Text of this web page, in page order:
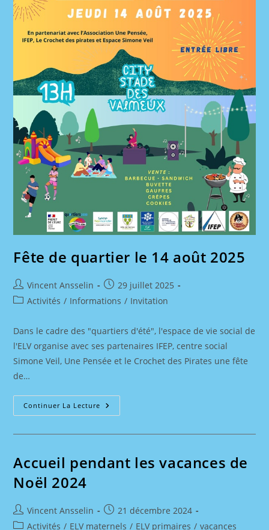
Fête de quartier le 14 août 2025
Auteur/autrice
de
Vincent Ansselin
Publication
publiée :
29 juillet 2025
PostActivités / Informations / Invitation
Dans le cadre des "quartiers d'été", l'espace de vie social de
l'ELV organise avec ses partenaires IFEP, centre social
Simone Veil, Une Pensée et le Crochet des Pirates une fête
de…
Continuer La Lecture Fête
De
2025
Accueil pendant les vacances de
Noël 2024
Auteur/autrice
de
Vincent Ansselin
Publication
publiée :
21 décembre 2024
PostActivités / ELV maternels / ELV primaires / vacances